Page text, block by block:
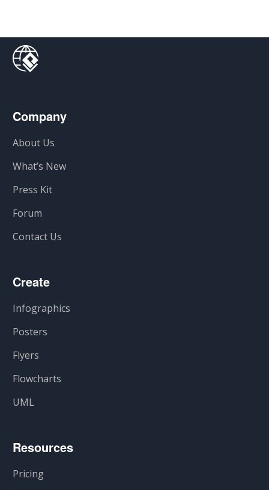
Company
About Us
What’s New
Press Kit
Forum
Contact Us
Create
Infographics
Posters
Flyers
Flowcharts
UML
Resources
Pricing